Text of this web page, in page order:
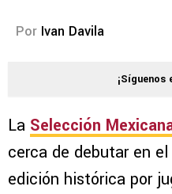
Por Ivan Davila
¡Síguenos
La Selección
cerca de debutar en
edición histórica por